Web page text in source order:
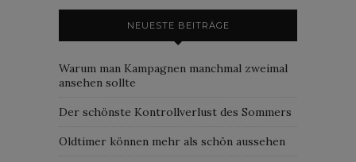
NEUESTE BEITRÄGE
Warum man Kampagnen manchmal zweimal
ansehen sollte
Der schönste Kontrollverlust des Sommers
Oldtimer können mehr als schön aussehen